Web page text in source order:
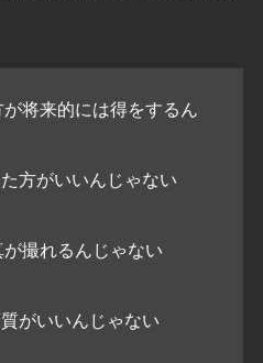
が将来的には得をするん
方がいいんじゃない
が撮れるんじゃない
がいいんじゃない